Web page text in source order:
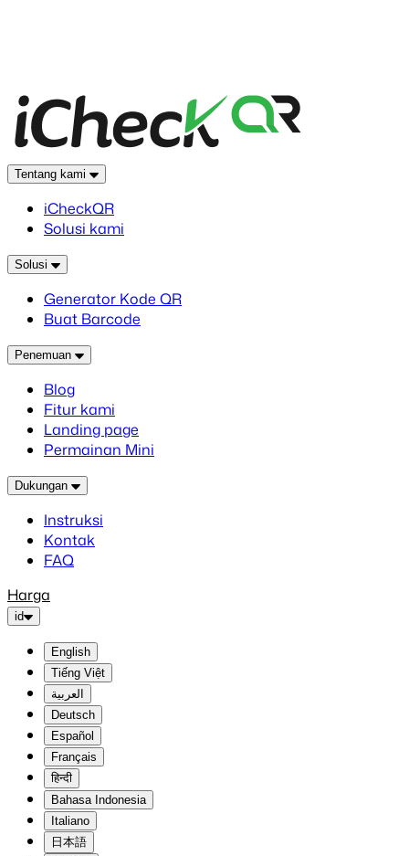
Tentang kami
iCheckQR
Solusi kami
Solusi
Generator Kode QR
Buat Barcode
Penemuan
Blog
Fitur kami
Landing page
Permainan Mini
Dukungan
Instruksi
Kontak
FAQ
Harga
id
English
Tiếng Việt
العربية
Deutsch
Español
Français
हिन्दी
Bahasa Indonesia
Italiano
日本語